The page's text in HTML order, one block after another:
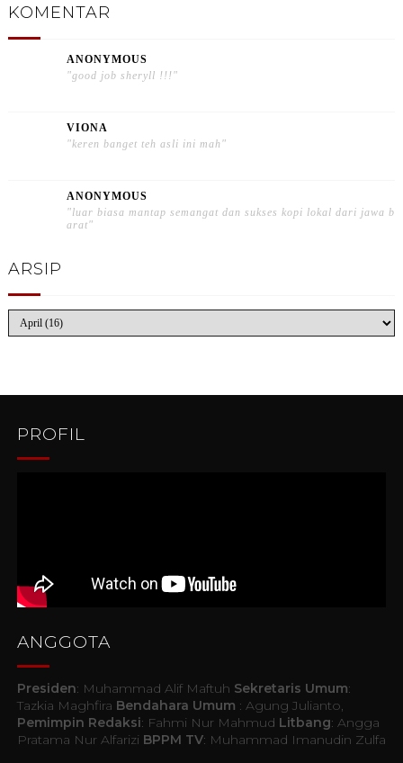
KOMENTAR
ANONYMOUS
"good job sheryll !!!"
VIONA
"keren banget teh asli ini mah"
ANONYMOUS
"luar biasa mantap semangat dan sukses kopi lokal dari jawa b
arat"
ARSIP
PROFIL
ANGGOTA
Presiden: Muhammad Alif Maftuh Sekretaris Umum:
Tazkia Maghfira Bendahara Umum : Agung Julianto,
Pemimpin Redaksi: Fahmi Nur Mahmud Litbang: Angga
Pratama Nur Alfarizi BPPM TV: Muhammad Imanudin Zulfa